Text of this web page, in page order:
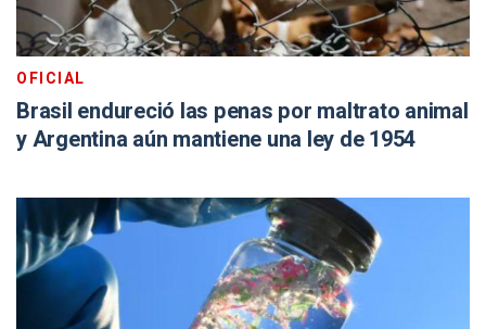
OFICIAL
Brasil endureció las penas por maltrato animal
y Argentina aún mantiene una ley de 1954